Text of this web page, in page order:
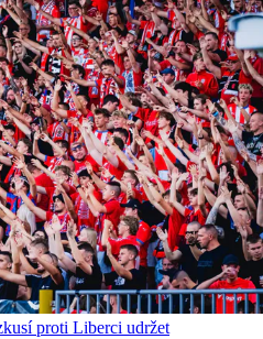
proti Liberci udržet